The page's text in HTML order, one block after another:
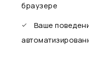
браузере
Ваше